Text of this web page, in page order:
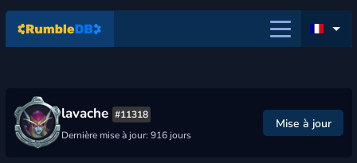
lavache #11318
Dernière mise à jour: 916 jours
Mise à jour